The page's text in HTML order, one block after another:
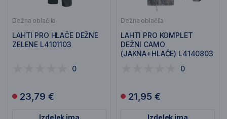
Dežna oblačila
LAHTI PRO HLAČE DEŽNE
ZELENE L4101103
0
23,79 €
Izdelek ima
Dežna oblačila
LAHTI PRO KOMPLET
DEŽNI CAMO
(JAKNA+HLAČE) L4140803
0
21,95 €
Izdelek ima